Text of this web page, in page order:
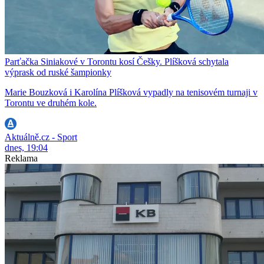
Parťačka Siniakové v Torontu kosí Češky. Plíšková schytala
výprask od ruské šampionky
Marie Bouzková i Karolína Plíšková vypadly na tenisovém turnaji v
Torontu ve druhém kole.
Aktuálně.cz - Sport
dnes, 19:04
Reklama